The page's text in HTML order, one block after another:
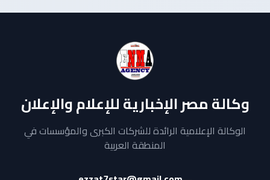
وكالة مصر الإخبارية للإعلام والإعلان
الوكالة الإعلامية الرائدة للشركات الكبرى والمؤسسات في
المنطقة العربية